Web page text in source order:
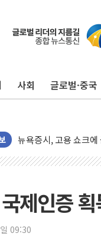
사회 글로벌·중국
민주, 오늘 제주·인천
뉴욕증시, 고용 쇼크
트럼프, 쿡 연준 이사
[종합] 이슬람 수니파
트럼프, 백신·자폐증
제인증
09:30